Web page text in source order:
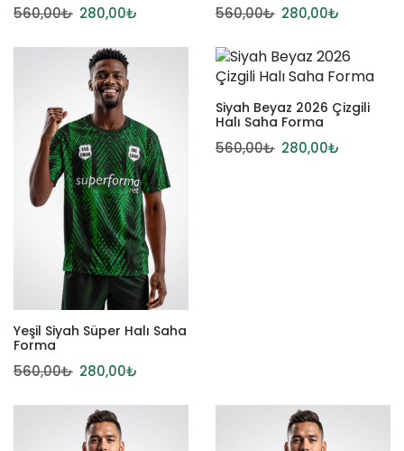
560,00₺ 280,00₺ 560,00₺ 280,00₺
Yeşil Siyah Süper Halı Saha
Forma
560,00₺ 280,00₺
Siyah Beyaz 2026 Çizgili
Halı Saha Forma
560,00₺ 280,00₺